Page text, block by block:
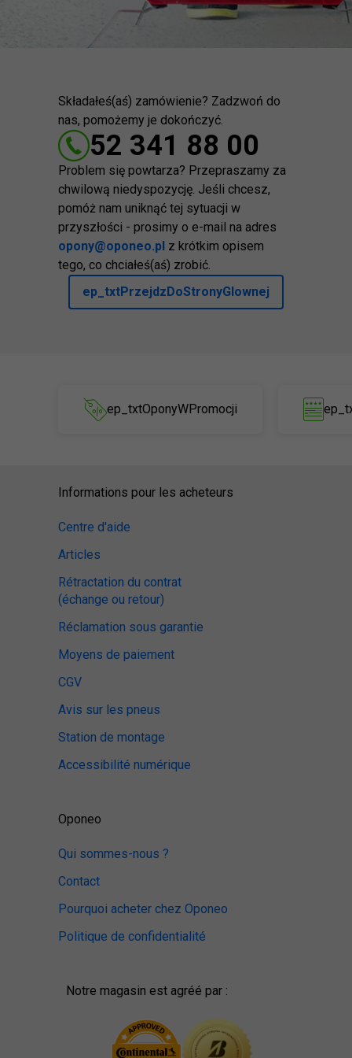
Składałeś(aś) zamówienie? Zadzwoń do
nas, pomożemy je dokończyć.
52 341 88 00
Problem się powtarza? Przepraszamy za
chwilową niedyspozycję. Jeśli chcesz,
pomóż nam uniknąć tej sytuacji w
przyszłości - prosimy o e-mail na adres
opony@oponeo.pl z krótkim opisem
tego, co chciałeś(aś) zrobić.
ep_txtPrzejdzDoStronyGlownej
ep_txtOponyWPromocji
Informations pour les acheteurs
Centre d'aide
Articles
Rétractation du contrat
(échange ou retour)
Réclamation sous garantie
Moyens de paiement
CGV
Avis sur les pneus
Station de montage
Accessibilité numérique
Oponeo
Qui sommes-nous ?
Contact
Pourquoi acheter chez Oponeo
Politique de confidentialité
Notre magasin est agréé par :